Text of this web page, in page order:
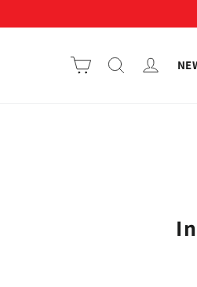
התחבר/י חיפוש